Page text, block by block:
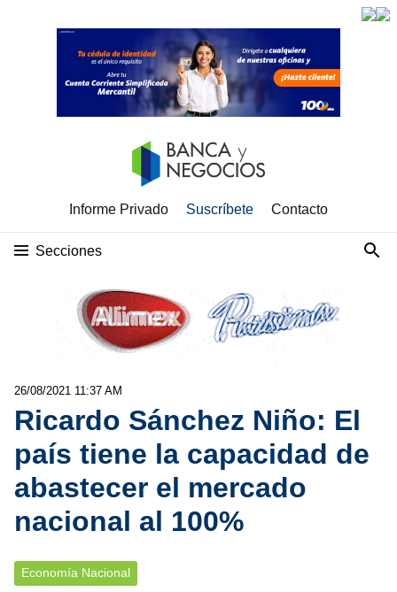
Informe Privado Suscríbete Contacto
Secciones
26/08/2021 11:37 AM
Ricardo Sánchez Niño: El
país tiene la capacidad de
abastecer el mercado
nacional al 100%
Economía Nacional